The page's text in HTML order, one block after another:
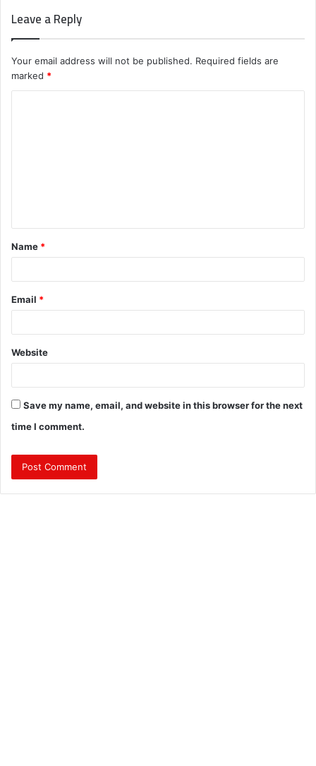
Leave a Reply
Your email address will not be published. Required fields are
marked *
t
*
Name *
Email *
Website
Save my name, email, and website in this browser for the next
time I comment.